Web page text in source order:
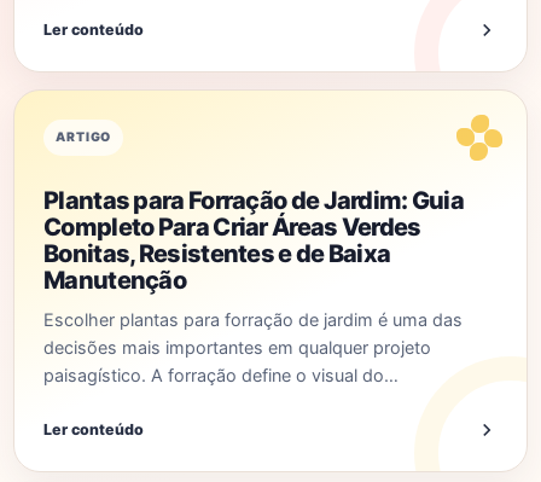
Ler conteúdo
ARTIGO
Plantas para Forração de Jardim: Guia
Completo Para Criar Áreas Verdes
Bonitas, Resistentes e de Baixa
Manutenção
Escolher plantas para forração de jardim é uma das
decisões mais importantes em qualquer projeto
paisagístico. A forração define o visual do…
Ler conteúdo